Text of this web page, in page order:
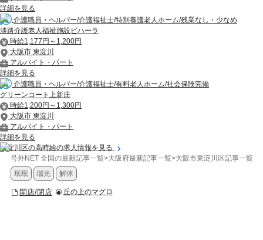
詳細を見る
介護職員・ヘルパー/介護福祉士/特別養護老人ホーム/残業なし・少なめ
淡路介護老人福祉施設ビハーラ
時給1,177円～1,200円
大阪市 東淀川
アルバイト・パート
詳細を見る
介護職員・ヘルパー/介護福祉士/有料老人ホーム/社会保険完備
グリーンコート上新庄
時給1,200円～1,300円
大阪市 東淀川
アルバイト・パート
詳細を見る
東淀川区の高時給の求人情報を見る
号外NET 全国の最新記事一覧>大阪府最新記事一覧>大阪市東淀川区記事一覧
珉珉
瑞光 解体
開店/閉店 丘の上のマグロ